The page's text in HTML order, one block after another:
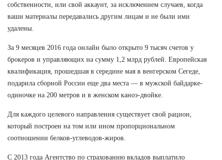
собственности, или свой аккаунт, за исключением случаев, когда
ваши материалы передавались другим лицам и не были ими
удалены.
За 9 месяцев 2016 года онлайн было открыто 9 тысяч счетов у
брокеров и управляющих на сумму 1,2 млрд рублей. Европейская
квалификация, прошедшая в середине мая в венгерском Сегеде,
подарила сборной России еще два места — в мужской байдарке-
одиночке на 200 метров и в женском каноэ-двойке.
Для каждого целевого направления существует свой рацион,
который построен на том или ином пропорциональном
соотношении белков-углеводов-жиров.
С 2013 года Агентство по страхованию вкладов выплатило